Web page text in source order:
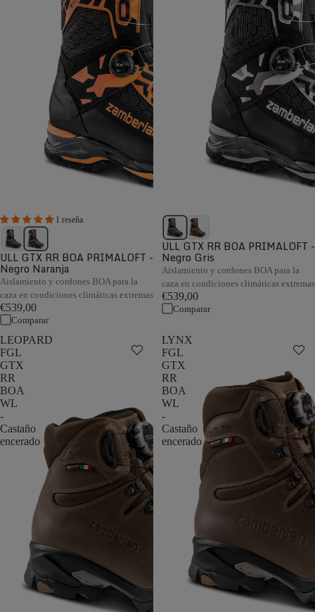
1 reseña
ULL GTX RR BOA PRIMALOFT -
Negro Naranja
Aislamiento y cordones BOA para la
caza en condiciones climáticas extremas
€539,00
Comparar
ULL GTX RR BOA PRIMALOFT -
Negro Gris
Aislamiento y cordones BOA para la
caza en condiciones climáticas extremas
€539,00
Comparar
LEOPARD
FGL
GTX
RR
BOA
WL
-
Castaño
encerado
LYNX
FGL
GTX
RR
BOA
WL
-
Castaño
encerado